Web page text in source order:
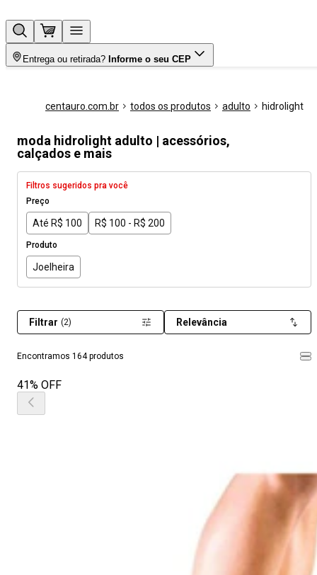
Entrega ou retirada? Informe o seu CEP
centauro.com.br todos os produtos adulto hidrolight
moda hidrolight adulto | acessórios,
calçados e mais
Filtros sugeridos pra você
Preço
Até R$ 100 R$ 100 - R$ 200
Produto
Joelheira
Encontramos 164 produtos
Filtrar (2) Relevância
41% OFF